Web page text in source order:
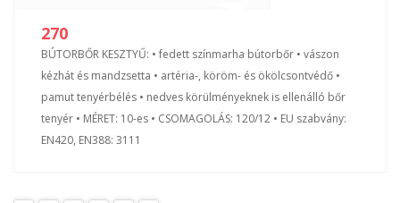
270
BÚTORBŐR KESZTYŰ: • fedett színmarha bútorbőr • vászon
kézhát és mandzsetta • artéria-, köröm- és ökölcsontvédő •
pamut tenyérbélés • nedves körülményeknek is ellenálló bőr
tenyér • MÉRET: 10-es • CSOMAGOLÁS: 120/12 • EU szabvány:
EN420, EN388: 3111